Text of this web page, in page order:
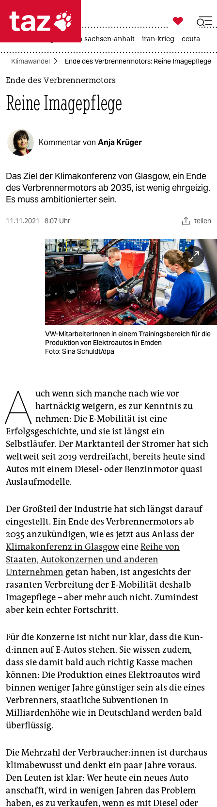
 taz zahl ich
taz zahl ich
politik
öko
gesellschaft
kultur
sport
berlin
wahrheit
veranstaltungen
abo
genossenschaft
epaper login

taz zahl ich
landtagswahl in sachsen-anhalt iran-krieg ceuta
Klimawandel Ende des Verbrennermotors: Reine Imagepflege
Ende des Verbrennermotors
Reine Imagepflege
Kommentar von Anja Krüger
Das Ziel der Klimakonferenz von Glasgow, ein Ende
des Verbrennermotors ab 2035, ist wenig ehrgeizig.
Es muss ambitionierter sein.
11.11.2021 8:07 Uhr teilen
VW-MitarbeiterInnen in einem Trainingsbereich für die
Produktion von Elektroautos in Emden
Foto: Sina Schuldt/dpa
A uch wenn sich manche nach wie vor
hartnäckig weigern, es zur Kenntnis zu
nehmen: Die E-Mobilität ist eine
Erfolgsgeschichte, und sie ist längst ein
Selbstläufer. Der Marktanteil der Stromer hat sich
weltweit seit 2019 verdreifacht, bereits heute sind
Autos mit einem Diesel- oder Benzinmotor quasi
Auslaufmodelle.
Der Großteil der Industrie hat sich längst darauf
eingestellt. Ein Ende des Verbrennermotors ab
2035 anzukündigen, wie es jetzt aus Anlass der
Klimakonferenz in GlasgoweineReihe von
Staaten, Autokonzernen und anderen
Unternehmen getan haben, ist angesichts der
rasanten Verbreitung der E-Mobilität deshalb
Imagepflege – aber mehr auch nicht. Zumindest
aber kein echter Fortschritt.
Für die Konzerne ist nicht nur klar, dass die Kun­
d:in­nen auf E-Autos stehen. Sie wissen zudem,
dass sie damit bald auch richtig Kasse machen
können: Die Produktion eines Elektroautos wird
binnen weniger Jahre günstiger sein als die eines
Verbrenners, staatliche Subventionen in
Milliardenhöhe wie in Deutschland werden bald
überflüssig.
Die Mehrzahl der Ver­brau­che­r:in­nen ist durchaus
klimabewusst und denkt ein paar Jahre voraus.
Den Leuten ist klar: Wer heute ein neues Auto
anschafft, wird in wenigen Jahren das Problem
haben, es zu verkaufen, wenn es mit Diesel oder